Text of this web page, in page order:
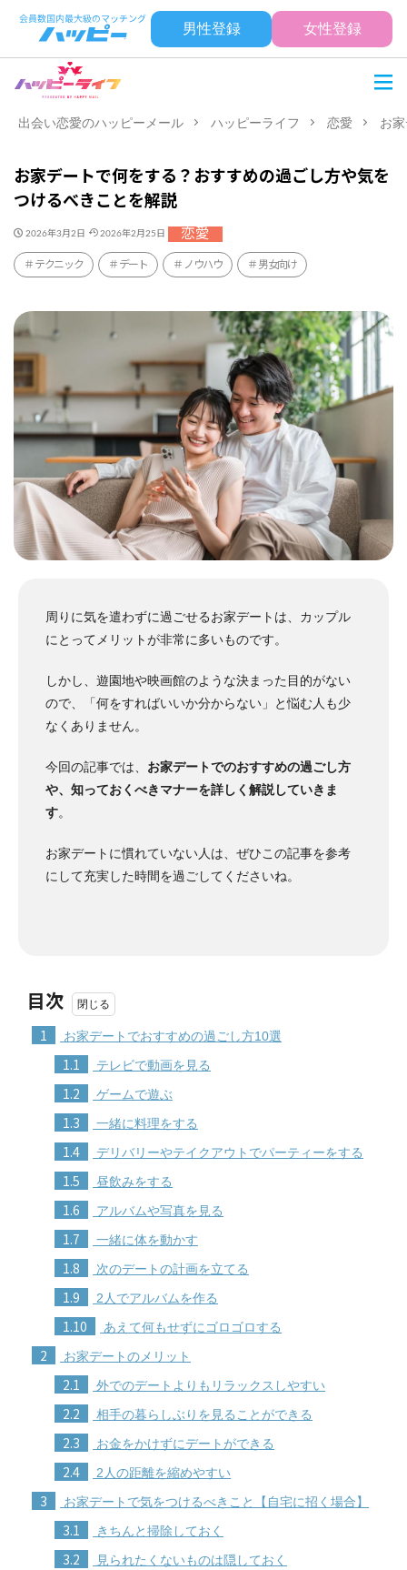
男性登録 女性登録
出会い恋愛のハッピーメール ハッピーライフ 恋愛 お
お家デートで何をする？おすすめの過ごし方や気を
つけるべきことを解説
2026年3月2日 2026年2月25日 恋愛
テクニック デート ノウハウ 男女向け
周りに気を遣わずに過ごせるお家デートは、カップル
にとってメリットが非常に多いものです。
しかし、遊園地や映画館のような決まった目的がない
ので、「何をすればいいか分からない」と悩む人も少
なくありません。
今回の記事では、 お家デートでのおすすめの過ごし方
や、知っておくべきマナーを詳しく解説していきま
す。
お家デートに慣れていない人は、ぜひこの記事を参考
にして充実した時間を過ごしてくださいね。
目次
1 お家デートでおすすめの過ごし方10選
1.1 テレビで動画を見る
1.2 ゲームで遊ぶ
1.3 一緒に料理をする
1.4 デリバリーやテイクアウトでパーティーをする
1.5 昼飲みをする
1.6 アルバムや写真を見る
1.7 一緒に体を動かす
1.8 次のデートの計画を立てる
1.9 2人でアルバムを作る
1.10 あえて何もせずにゴロゴロする
2 お家デートのメリット
2.1 外でのデートよりもリラックスしやすい
2.2 相手の暮らしぶりを見ることができる
2.3 お金をかけずにデートができる
2.4 2人の距離を縮めやすい
3 お家デートで気をつけるべきこと【自宅に招く場合】
3.1 きちんと掃除しておく
3.2 見られたくないものは隠しておく